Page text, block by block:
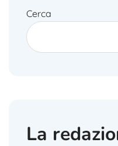
Cerca
La